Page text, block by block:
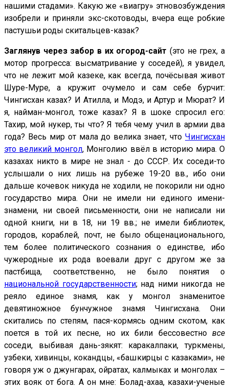
нашими стадами». Какую же «виагру» этновозбуждения
изобрели и приняли экс-скотоводы, вчера еще робкие
пастушьи роды скитальцев-казак?
Заглянув через забор в их огород-сайт (это не грех, а
мотор прогресса: высматривание у соседей), я увидел,
что не лежит мой казеке, как всегда, почёсывая живот
Шуре-Муре, а кружит очумело и сам себе бурчит:
Чингисхан казах? И Атилла, и Модэ, и Артур и Мюрат? И
я, найман-монгол, тоже казах? Я в шоке спросил его:
Тахир, мой нукер, ты что? Я тебя чему учил в армии два
года? Весь мир от мала до велика знает, что Чингисхан
это великий монгол, Монголию ввёл в историю мира. О
казахах никто в мире не знал - до СССР. Их соседи-то
услышали о них лишь на рубеже 19-20 вв., ибо они
дальше кочевок никуда не ходили, не покорили ни одно
государство мира. Они не имели ни единого имени-
знамени, ни своей письменности, они не написали ни
одной книги, ни в 18, ни 19 вв.; не имели библиотек,
городов, кораблей, почт, не было общенационального,
тем более политического сознания о единстве, ибо
чужеродные их рода воевали друг с другом же за
пастбища, соответственно, не было понятия о
национальной государственности; над ними никогда не
реяло единое знамя, как у монгол знаменитое
девятиножное бунчужное знамя Чингисхана. Они
скитались по степям, пася-кормясь одним скотом, как
поется в той их песне, но их били бессовестно все
соседи, выбивая дань-зякят: каракалпаки, туркмены,
узбеки, хивинцы, кокандцы, «башкирцы с казаками», не
говоря уж о джунгарах, ойратах, калмыках и монголах –
этих вояк от бога. А он мне: Болад-ахаа, казахи-ученые